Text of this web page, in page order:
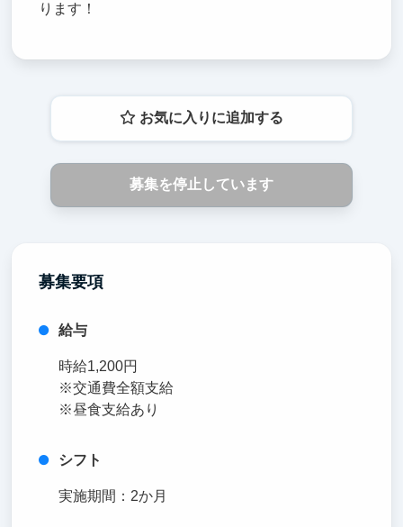
ります！
お気に入りに追加する
募集を停止しています
募集要項
給与
時給1,200円
※交通費全額支給
※昼食支給あり
シフト
実施期間：2か月